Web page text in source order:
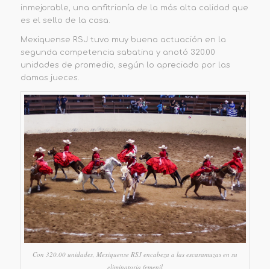
inmejorable, una anfitrionía de la más alta calidad que
es el sello de la casa.
Mexiquense RSJ tuvo muy buena actuación en la
segunda competencia sabatina y anotó 320.00
unidades de promedio, según lo apreciado por las
damas jueces.
Con 320.00 unidades, Mexiquense RSJ encabeza a las escaramuzas en su
eliminatoria femenil